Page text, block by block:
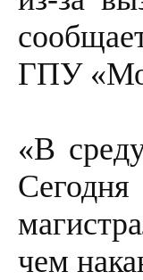
ГПУ
«В
чем